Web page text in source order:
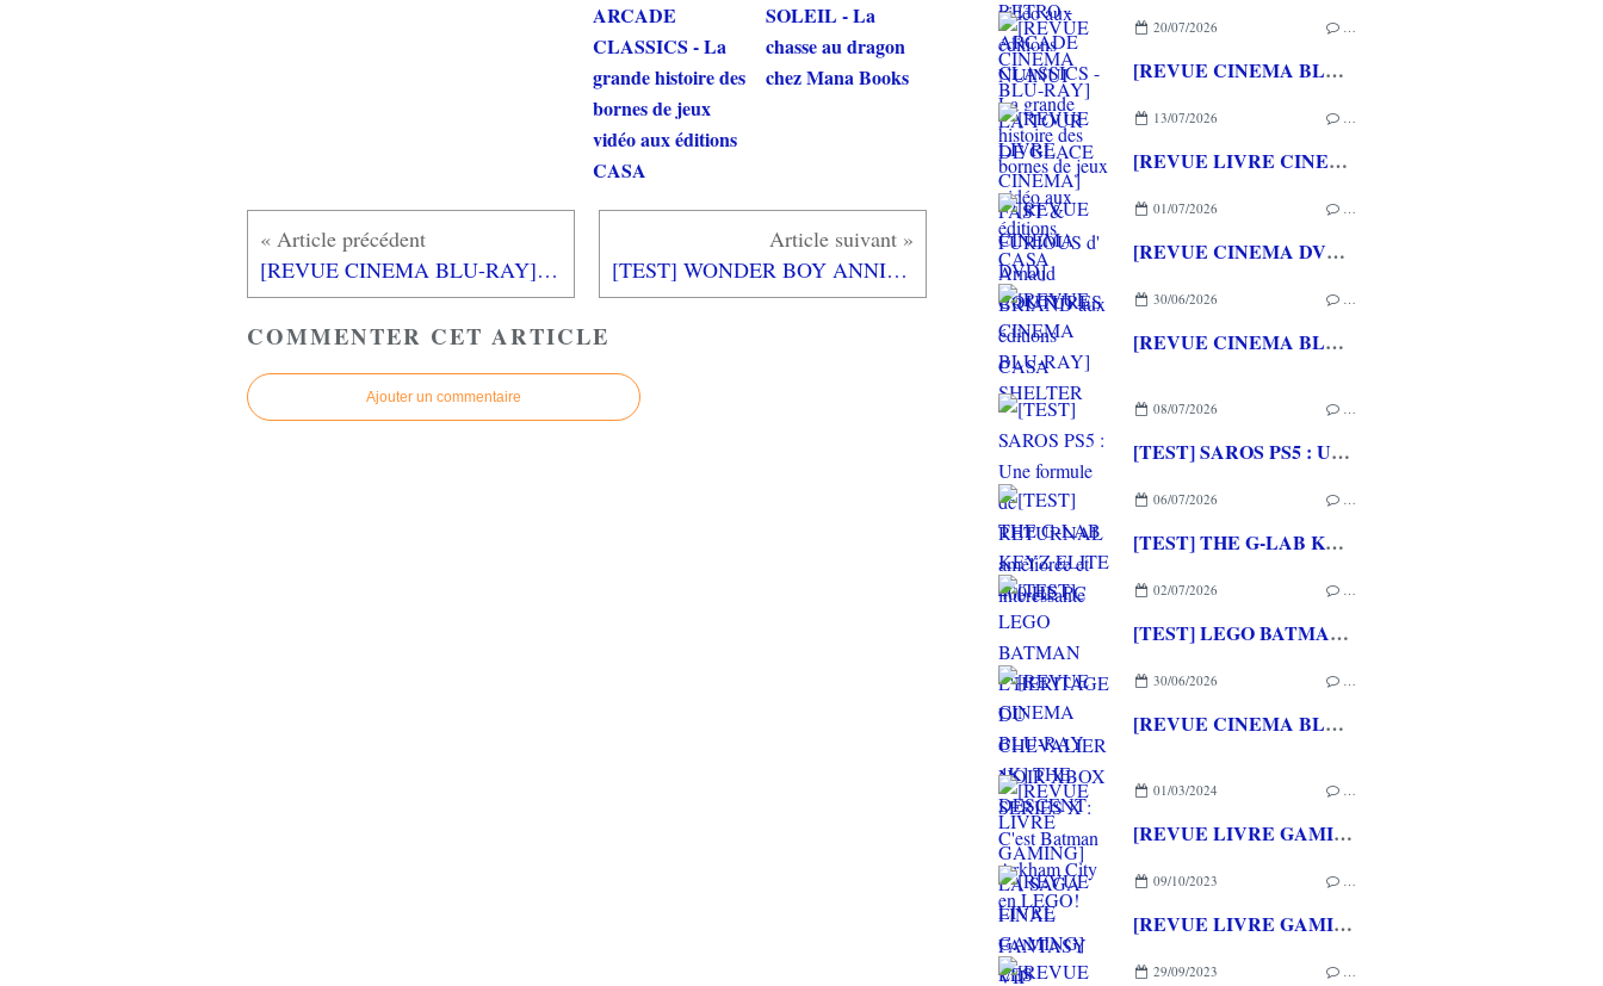
ARCADE
CLASSICS - La
grande histoire des
bornes de jeux
vidéo aux éditions
CASA
SOLEIL - La
chasse au dragon
chez Mana Books
[REVUE CINEMA BLU-RAY] THE NOCEBO EFFECT avec Eva GREEN [TEST] WONDER BOY ANNIVERSARY COLLECTION PS5 : faites le plein de nostalgie...
COMMENTER CET ARTICLE
Ajouter un commentaire
20/07/2026 …
[REVUE CINEMA BLU-RAY] LA TOUR DE GLACE
13/07/2026 …
[REVUE LIVRE CINEMA] FAST & FURIOUS d' Arnaud BRIAND aux éditions CASA
01/07/2026 …
[REVUE CINEMA DVD] COUTURES
30/06/2026 …
[REVUE CINEMA BLU-RAY] SHELTER
08/07/2026 …
[TEST] SAROS PS5 : Une formule de RETURNAL améliorée et interessante
06/07/2026 …
[TEST] THE G-LAB KEYZ ELITE 400 HE PC
02/07/2026 …
[TEST] LEGO BATMAN L'HERITAGE DU CHEVALIER NOIR XBOX SERIES X : C'est Batman Arkham City en LEGO!
30/06/2026 …
[REVUE CINEMA BLU-RAY 4K] THE DESCENT
01/03/2024 …
[REVUE LIVRE GAMING] LA SAGA FINAL FANTASY VII REMAKE de Pierre LOVATI chez THIRD EDITIONS
09/10/2023 …
[REVUE LIVRE GAMING] LES SECRETS D'ASSASSIN'S CREED - De 2007 à 2014: l'envol de Thomas MEREUR chez THIRD EDITIONS
29/09/2023 …